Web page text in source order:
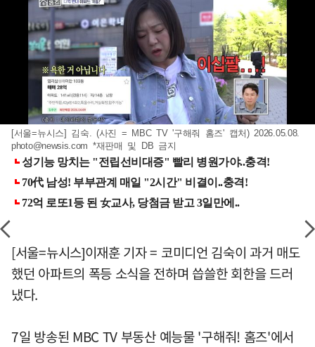
[서울=뉴시스] 김숙. (사진 = MBC TV '구해줘 홈즈' 캡처) 2026.05.08.
photo@newsis.com *재판매 및 DB 금지
[서울=뉴시스]이재훈 기자 = 코미디언 김숙이 과거 매도
했던 아파트의 폭등 소식을 전하며 씁쓸한 회한을 드러
냈다.
7일 방송된 MBC TV 부동산 예능물 '구해줘! 홈즈'에서